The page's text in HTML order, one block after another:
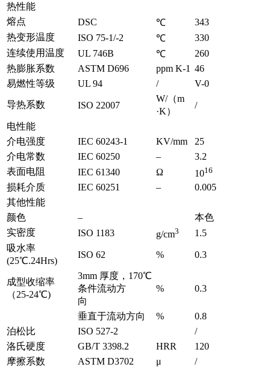
热性能
熔点
DSC ℃
343
热变形温度
ISO 75-1/-2 ℃
330
连续使用温度
UL 746B ℃
260
热膨胀系数
ASTM D696 ppm K-1 46
易燃性等级
UL 94 / V-0
导热系数 ISO 22007
W/（m
·K）
/
电性能
介电强度
IEC 60243-1 KV/mm
25
介电常数
IEC 60250 –
3.2
表面电阻
IEC 61340 Ω 1016
损耗介质 IEC 60251 –
0.005
其他性能
颜色
–
本色
实密度
ISO 1183 g/cm3
1.5
吸水率
(25℃.24Hrs)
ISO 62 % 0.3
成型收缩率
（25-24℃)
3mm 厚度，170℃
条件流动方
向
% 0.3
垂直于流动方向 %
0.8
泊松比
ISO 527-2
/
洛氏硬度
GB/T 3398.2 HRR
120
摩擦系数
ASTM D3702 μ
/